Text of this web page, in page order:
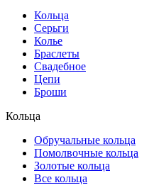
Кольца
Серьги
Колье
Браслеты
Свадебное
Цепи
Броши
Кольца
Обручальные кольца
Помолвочные кольца
Золотые кольца
Все кольца